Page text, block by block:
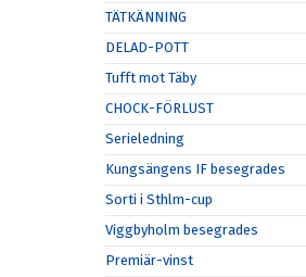
TÄTKÄNNING
DELAD-POTT
Tufft mot Täby
CHOCK-FÖRLUST
Serieledning
Kungsängens IF besegrades
Sorti i Sthlm-cup
Viggbyholm besegrades
Premiär-vinst